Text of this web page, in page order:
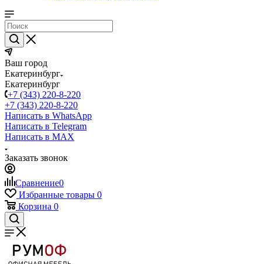
Ваш город
Екатеринбург
Екатеринбург
+7 (343) 220-8-220
+7 (343) 220-8-220
Написать в WhatsApp
Написать в Telegram
Написать в MAX
Заказать звонок
Сравнение0
Избранные товары 0
Корзина 0